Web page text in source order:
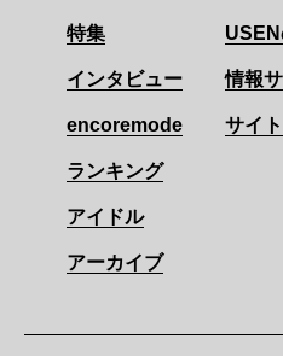
特集
インタビュー
encoremode
ランキング
アイドル
アーカイブ
情報
サイ